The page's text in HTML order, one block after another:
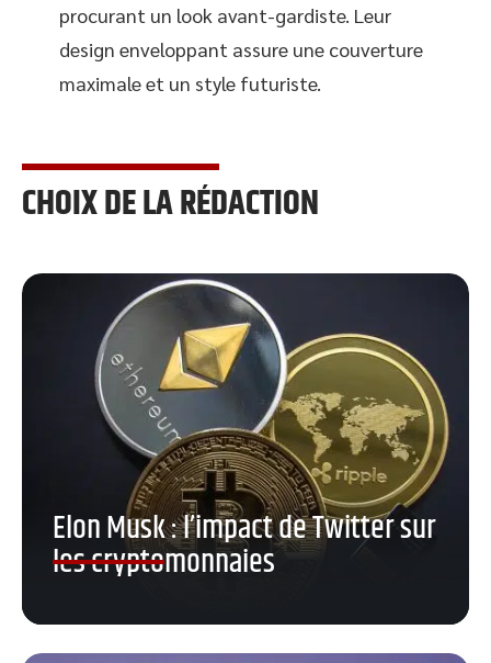
procurant un look avant-gardiste. Leur
design enveloppant assure une couverture
maximale et un style futuriste.
CHOIX DE LA RÉDACTION
Elon Musk : l’impact de Twitter sur
les cryptomonnaies